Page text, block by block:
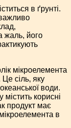
в ґрунті.
жаль, його
мікроелемента
сіль, яку
води.
корисні
продукт має
в